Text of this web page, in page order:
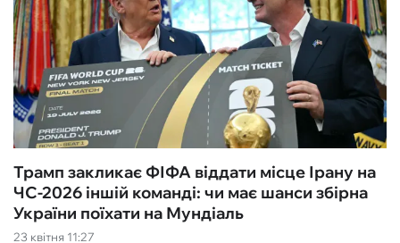
23 квітня 11:27
Трамп закликає ФІФА віддати місце Ірану на
ЧС-2026 іншій команді: чи має шанси збірна
України поїхати на Мундіаль